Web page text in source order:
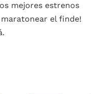
mejores estrenos
maratonear el finde!